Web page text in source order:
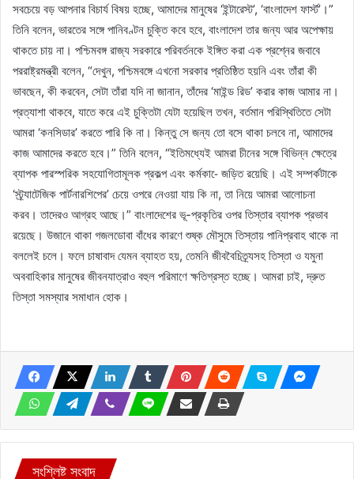
সবচেয়ে বড় আপনার বিচার্য বিষয় হচ্ছে, আমাদের মানুষের ‘ইন্টারেস্ট’, ‘বাংলাদেশ ফার্স্ট’।”
তিনি বলেন, ভারতের সঙ্গে পানিবণ্টন চুক্তি কবে হবে, বাংলাদেশ তার জন্য আর অপেক্ষায়
থাকতে চায় না। পশ্চিমবঙ্গ রাজ্য সরকারে পরিবর্তনকে ইঙ্গিত করা এক প্রশ্নের জবাবে
পররাষ্ট্রমন্ত্রী বলেন, “দেখুন, পশ্চিমবঙ্গে এখনো সরকার প্রতিষ্ঠিত হয়নি এবং তাঁরা কী
ভাবছেন, কী করবেন, সেটা তাঁরা যদি না জানান, তাঁদের ‘মাইন্ড রিড’ করার কাজ আমার না।
প্রত্যাশা থাকবে, যাতে করে এই চুক্তিটা যেটা হয়েছিল তখন, বর্তমান পরিস্থিতিতে সেটা
আমরা ‘কনসিডার’ করতে পারি কি না। কিন্তু সে জন্য তো বসে থাকা চলবে না, আমাদের
কাজ আমাদের করতে হবে।” তিনি বলেন, “ইতিমধ্যেই আমরা চীনের সঙ্গে বিভিন্ন ক্ষেত্রে
ব্যাপক পারস্পরিক সহযোগিতামূলক প্রকল্প এবং কর্মকা-ে জড়িত রয়েছি। এই সম্পর্কটাকে
‘স্ট্র্যাটেজিক পার্টনারশিপের’ চেয়ে ওপরে নেওয়া যায় কি না, তা নিয়ে আমরা আলোচনা
করব। তাদেরও আগ্রহ আছে।” বাংলাদেশের ভূ-প্রকৃতির ওপর তিস্তার ব্যাপক প্রভাব
রয়েছে। উজানে থাকা গজলডোবা বাঁধের কারণে শুষ্ক মৌসুমে তিস্তায় পানিপ্রবাহ থাকে না
বললেই চলে। ফলে চাষাবাদ যেমন ব্যাহত হয়, তেমনি জীববৈচিত্র্যসহ তিস্তা ও যমুনা
অববাহিকার মানুষের জীবনযাত্রাও বহুল পরিমাণে ক্ষতিগ্রস্ত হচ্ছে। আমরা চাই, দ্রুত
তিস্তা সমস্যার সমাধান হোক।
সংশ্লিষ্ট সংবাদ